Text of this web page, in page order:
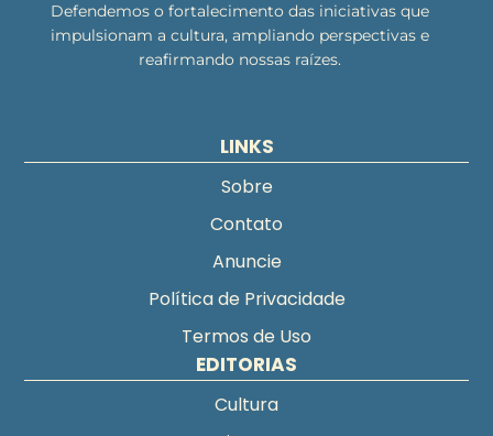
Defendemos o fortalecimento das iniciativas que
impulsionam a cultura, ampliando perspectivas e
reafirmando nossas raízes.
LINKS
Sobre
Contato
Anuncie
Política de Privacidade
Termos de Uso
EDITORIAS
Cultura